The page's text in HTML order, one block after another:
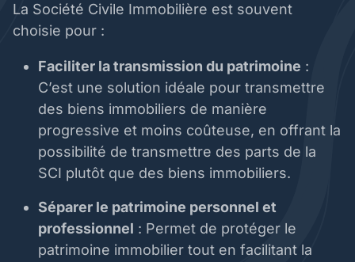
La Société Civile Immobilière est souvent
choisie pour :
Faciliter la transmission du patrimoine :
C’est une solution idéale pour transmettre
des biens immobiliers de manière
progressive et moins coûteuse, en offrant la
possibilité de transmettre des parts de la
SCI plutôt que des biens immobiliers.
Séparer le patrimoine personnel et
professionnel : Permet de protéger le
patrimoine immobilier tout en facilitant la